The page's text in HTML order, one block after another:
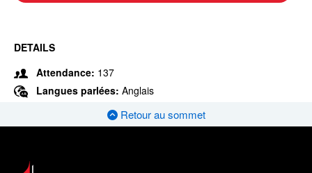
DETAILS
Attendance: 137
Langues parlées: Anglais
Retour au sommet